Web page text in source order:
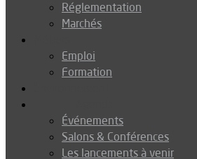
Réglementation
Marchés
Emploi
Formation
Événements
Salons & Conférences
Les lancements à venir